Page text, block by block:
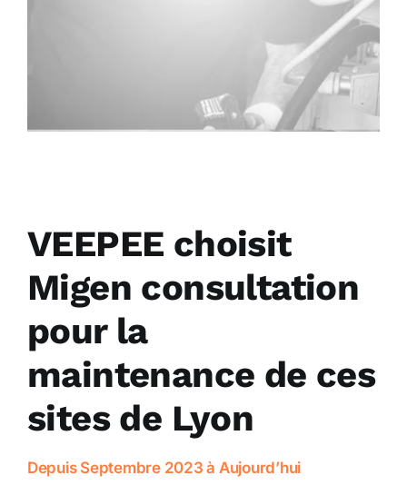
VEEPEE choisit
Migen consultation
pour la
maintenance de ces
sites de Lyon
Depuis Septembre 2023 à Aujourd’hui